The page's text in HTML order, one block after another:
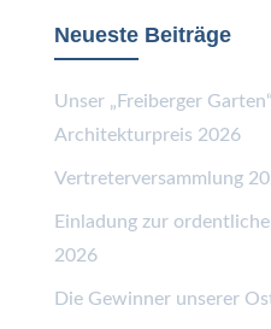
Neueste Beiträge
Unser „Freiberger
Architekturpreis 2026
Vertreterversammlung
Einladung zur
2026
Die Gewinner unserer